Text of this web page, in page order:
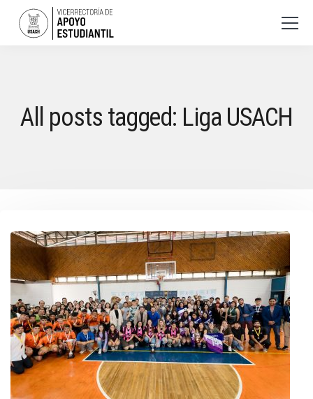
All posts tagged: Liga USACH